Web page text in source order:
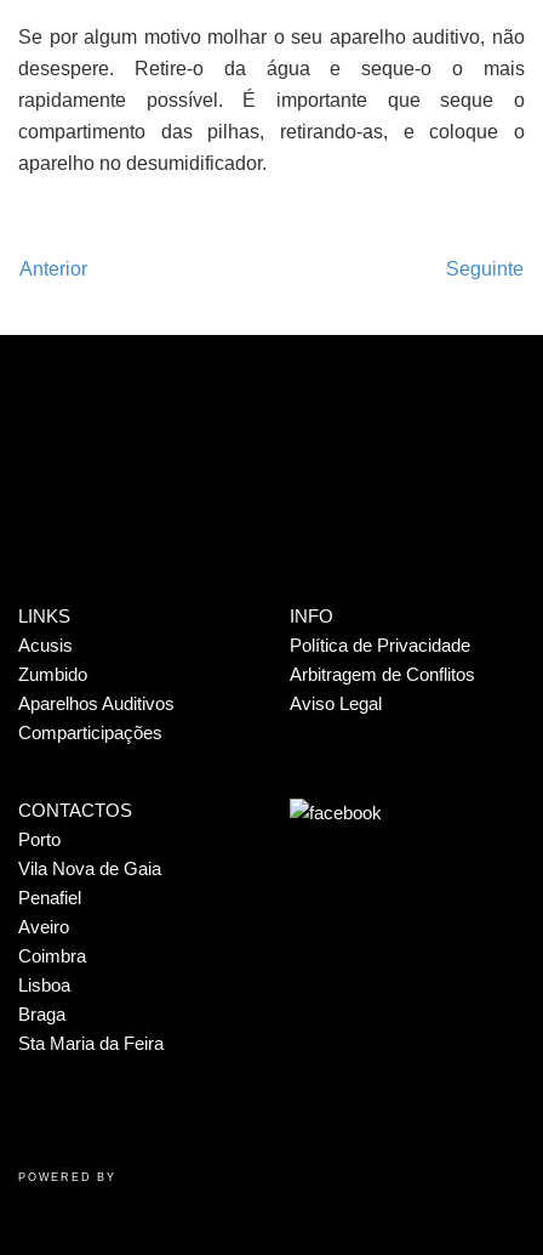
Se por algum motivo molhar o seu aparelho auditivo, não
desespere. Retire-o da água e seque-o o mais
rapidamente possível. É importante que seque o
compartimento das pilhas, retirando-as, e coloque o
aparelho no desumidificador.
Anterior Seguinte
LINKS
Acusis
Zumbido
Aparelhos Auditivos
Comparticipações
INFO
Política de Privacidade
Arbitragem de Conflitos
Aviso Legal
CONTACTOS
Porto
Vila Nova de Gaia
Penafiel
Aveiro
Coimbra
Lisboa
Braga
Sta Maria da Feira
POWERED BY